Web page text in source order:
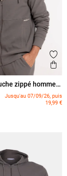
zippé homme
Jusqu'au 07/09/26, puis
19,99 €